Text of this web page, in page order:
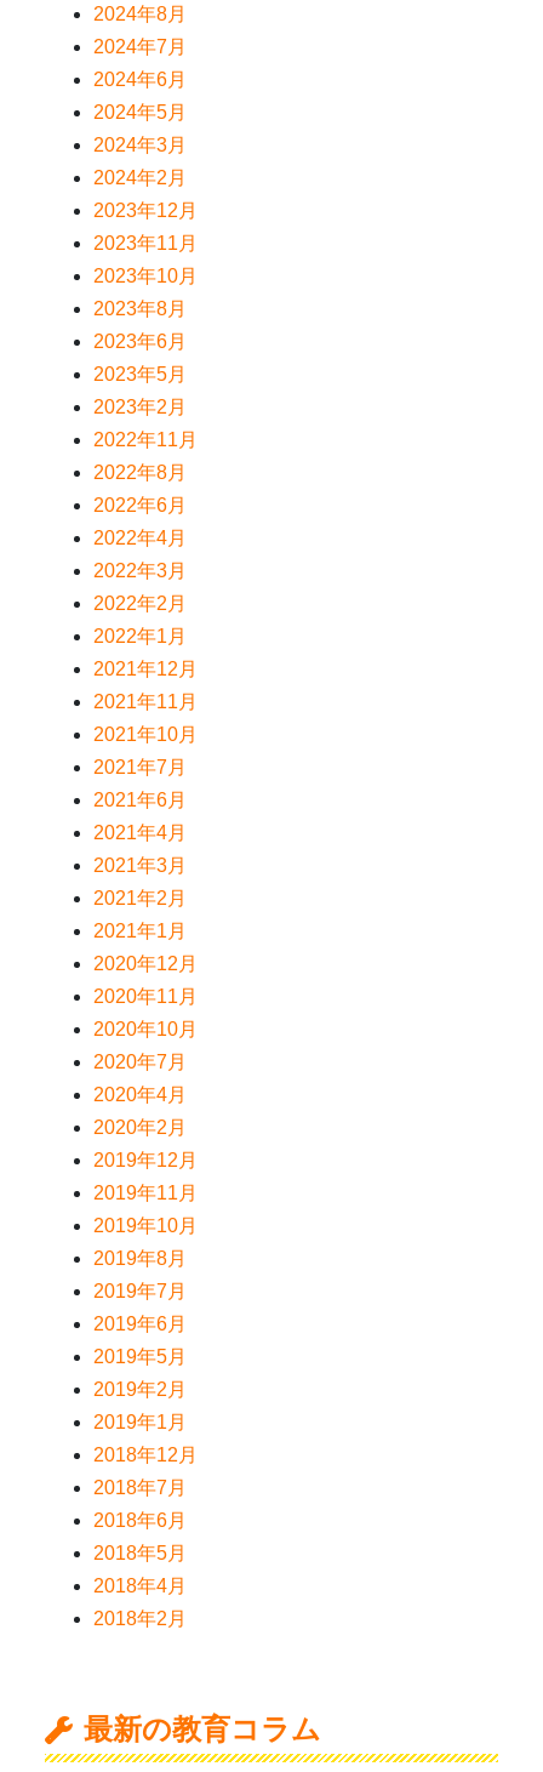
2024年8月
2024年7月
2024年6月
2024年5月
2024年3月
2024年2月
2023年12月
2023年11月
2023年10月
2023年8月
2023年6月
2023年5月
2023年2月
2022年11月
2022年8月
2022年6月
2022年4月
2022年3月
2022年2月
2022年1月
2021年12月
2021年11月
2021年10月
2021年7月
2021年6月
2021年4月
2021年3月
2021年2月
2021年1月
2020年12月
2020年11月
2020年10月
2020年7月
2020年4月
2020年2月
2019年12月
2019年11月
2019年10月
2019年8月
2019年7月
2019年6月
2019年5月
2019年2月
2019年1月
2018年12月
2018年7月
2018年6月
2018年5月
2018年4月
2018年2月
最新の教育コラム